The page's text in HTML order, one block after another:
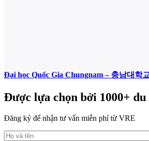
Đại học Quốc Gia Chungnam – 충남대학교
Được lựa chọn bởi 1000+ du
Đăng ký để nhận tư vấn miễn phí từ VRE